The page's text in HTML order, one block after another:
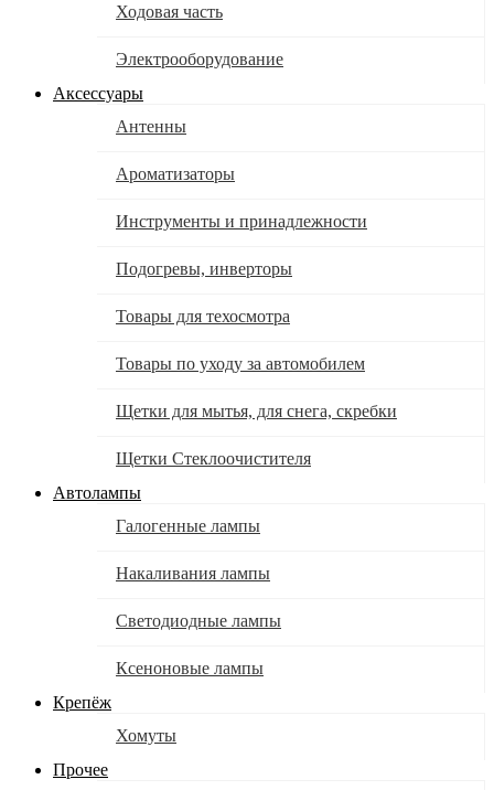
Ходовая часть
Электрооборудование
Аксессуары
Антенны
Ароматизаторы
Инструменты и принадлежности
Подогревы, инверторы
Товары для техосмотра
Товары по уходу за автомобилем
Щетки для мытья, для снега, скребки
Щетки Стеклоочистителя
Автолампы
Галогенные лампы
Накаливания лампы
Светодиодные лампы
Ксеноновые лампы
Крепёж
Хомуты
Прочее